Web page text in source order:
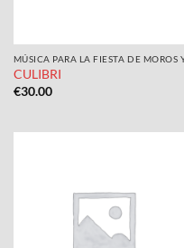
CULIBRI
€30.00